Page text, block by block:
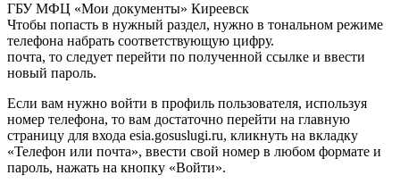
ГБУ МФЦ «Мои документы» Киреевск
Чтобы попасть в нужный раздел, нужно в тональном режиме
телефона набрать соответствующую цифру.
почта, то следует перейти по полученной ссылке и ввести
новый пароль.
Если вам нужно войти в профиль пользователя, используя
номер телефона, то вам достаточно перейти на главную
страницу для входа esia.gosuslugi.ru, кликнуть на вкладку
«Телефон или почта», ввести свой номер в любом формате и
пароль, нажать на кнопку «Войти».